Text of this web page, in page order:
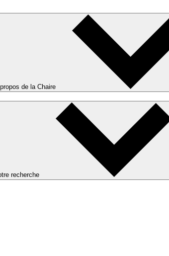
de la Chaire
recherche